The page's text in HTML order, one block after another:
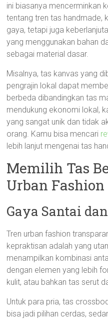
ini biasanya mencerminkan
tentang tren tas handmade,
gaya, tetapi juga
yang menggunakan bahan
sebagai material dasar.
Misalnya, tas kanvas yang
pengrajin lokal dapat
berbeda dibandingkan tas
mendukung ekonomi lokal,
yang sangat unik dan tidak
orang. Kamu bisa mencari
lebih lanjut mengenai tas
Memilih Tas
Urban Fashion
Gaya Santai
Tren urban fashion
kepraktisan adalah yang
menampilkan kombinasi
dengan elemen yang lebih
kulit, atau bahkan tas serut
Untuk para pria, tas
bisa jadi pilihan cerdas,